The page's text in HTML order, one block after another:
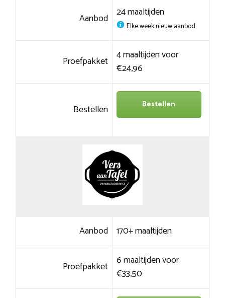
Aanbod 24 maaltijden
Elke week nieuw aanbod
Proefpakket 4 maaltijden voor
€24,96
Bestellen Bestellen
Aanbod 170+ maaltijden
Proefpakket 6 maaltijden voor
€33,50